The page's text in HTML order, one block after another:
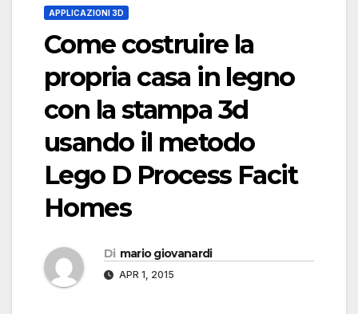
APPLICAZIONI 3D
Come costruire la
propria casa in legno
con la stampa 3d
usando il metodo
Lego D Process Facit
Homes
Di mario giovanardi
APR 1, 2015